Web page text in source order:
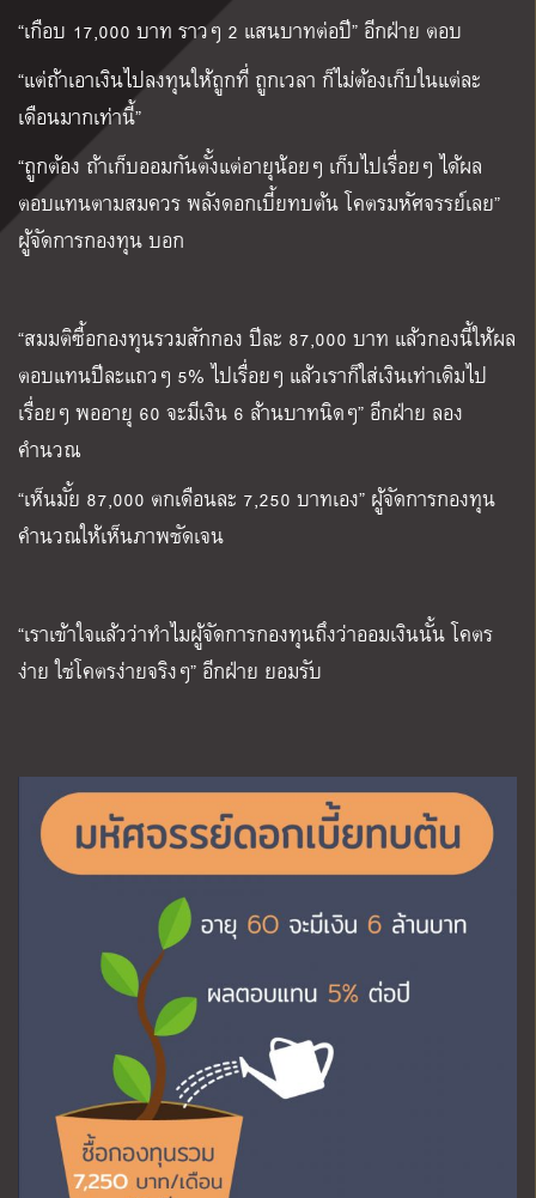
“เกือบ 17,000 บาท ราวๆ 2 แสนบาทต่อปี” อีกฝ่าย ตอบ
“แต่ถ้าเอาเงินไปลงทุนให้ถูกที่ ถูกเวลา ก็ไม่ต้องเก็บในแต่ละ
เดือนมากเท่านี้”
“ถูกต้อง ถ้าเก็บออมกันตั้งแต่อายุน้อยๆ เก็บไปเรื่อยๆ ได้ผล
ตอบแทนตามสมควร พลังดอกเบี้ยทบต้น โคตรมหัศจรรย์เลย”
ผู้จัดการกองทุน บอก
“สมมติซื้อกองทุนรวมสักกอง ปีละ 87,000 บาท แล้วกองนี้ให้ผล
ตอบแทนปีละแถวๆ 5% ไปเรื่อยๆ แล้วเราก็ใส่เงินเท่าเดิมไป
เรื่อยๆ พออายุ 60 จะมีเงิน 6 ล้านบาทนิดๆ” อีกฝ่าย ลอง
คำนวณ
“เห็นมั้ย 87,000 ตกเดือนละ 7,250 บาทเอง” ผู้จัดการกองทุน
คำนวณให้เห็นภาพชัดเจน
“เราเข้าใจแล้วว่าทำไมผู้จัดการกองทุนถึงว่าออมเงินนั้น โคตร
ง่าย ใช่โคตรง่ายจริงๆ” อีกฝ่าย ยอมรับ